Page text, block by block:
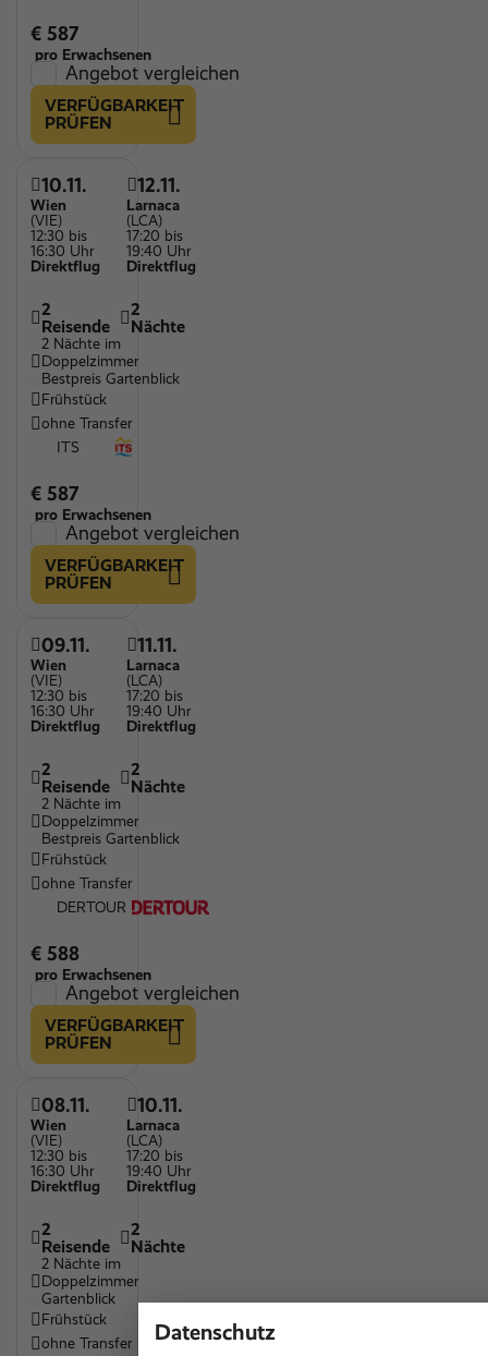
€ 587
pro Erwachsenen
Angebot vergleichen
VERFÜGBARKEIT
PRÜFEN
10.11.
Wien
(VIE)
12:30 bis
16:30 Uhr
Direktflug
12.11.
Larnaca
(LCA)
17:20 bis
19:40 Uhr
Direktflug
2
Reisende
2
Nächte
2 Nächte im
Doppelzimmer
Bestpreis Gartenblick
Frühstück
ohne Transfer
ITS
€ 587
pro Erwachsenen
Angebot vergleichen
VERFÜGBARKEIT
PRÜFEN
09.11.
Wien
(VIE)
12:30 bis
16:30 Uhr
Direktflug
11.11.
Larnaca
(LCA)
17:20 bis
19:40 Uhr
Direktflug
2
Reisende
2
Nächte
2 Nächte im
Doppelzimmer
Bestpreis Gartenblick
Frühstück
ohne Transfer
DERTOUR
€ 588
pro Erwachsenen
Angebot vergleichen
VERFÜGBARKEIT
PRÜFEN
08.11.
Wien
(VIE)
12:30 bis
16:30 Uhr
Direktflug
10.11.
Larnaca
(LCA)
17:20 bis
19:40 Uhr
Direktflug
2
Reisende
2
Nächte
2 Nächte im
Doppelzimmer
Gartenblick
Frühstück
ohne Transfer
Datenschutz